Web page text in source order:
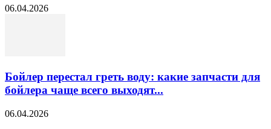
06.04.2026
Бойлер перестал греть воду: какие запчасти для
бойлера чаще всего выходят...
06.04.2026